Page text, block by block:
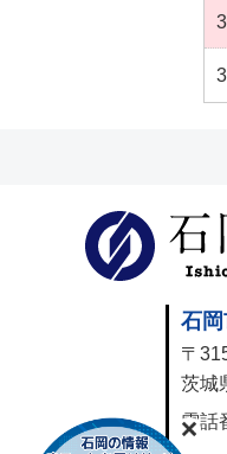
石
〒
茨城
電話